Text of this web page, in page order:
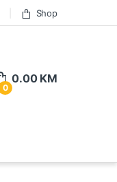
Shop
0
0.00 KM